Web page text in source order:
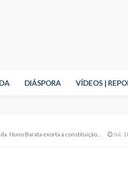
DIÁSPORA VÍDEOS |
à constituição de comissão parlamentar de inquérito Jul.